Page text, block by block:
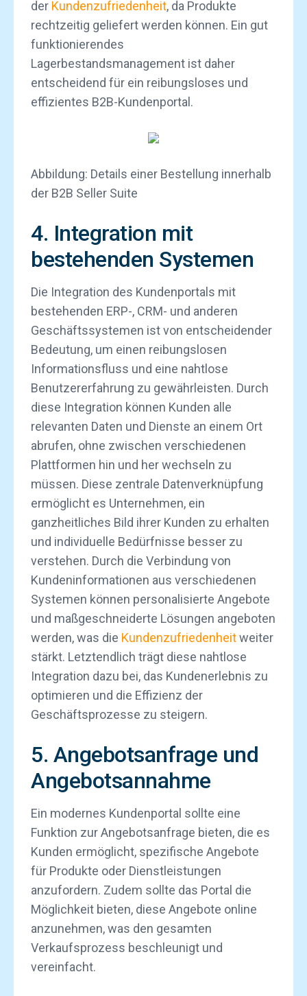
der Kundenzufriedenheit, da Produkte
rechtzeitig geliefert werden können. Ein gut
funktionierendes
Lagerbestandsmanagement ist daher
entscheidend für ein reibungsloses und
effizientes B2B-Kundenportal.
Abbildung: Details einer Bestellung innerhalb
der B2B Seller Suite
4. Integration mit
bestehenden Systemen
Die Integration des Kundenportals mit
bestehenden ERP-, CRM- und anderen
Geschäftssystemen ist von entscheidender
Bedeutung, um einen reibungslosen
Informationsfluss und eine nahtlose
Benutzererfahrung zu gewährleisten. Durch
diese Integration können Kunden alle
relevanten Daten und Dienste an einem Ort
abrufen, ohne zwischen verschiedenen
Plattformen hin und her wechseln zu
müssen. Diese zentrale Datenverknüpfung
ermöglicht es Unternehmen, ein
ganzheitliches Bild ihrer Kunden zu erhalten
und individuelle Bedürfnisse besser zu
verstehen. Durch die Verbindung von
Kundeninformationen aus verschiedenen
Systemen können personalisierte Angebote
und maßgeschneiderte Lösungen angeboten
werden, was die Kundenzufriedenheitweiter
stärkt. Letztendlich trägt diese nahtlose
Integration dazu bei, das Kundenerlebnis zu
optimieren und die Effizienz der
Geschäftsprozesse zu steigern.
5. Angebotsanfrage und
Angebotsannahme
Ein modernes Kundenportal sollte eine
Funktion zur Angebotsanfrage bieten, die es
Kunden ermöglicht, spezifische Angebote
für Produkte oder Dienstleistungen
anzufordern. Zudem sollte das Portal die
Möglichkeit bieten, diese Angebote online
anzunehmen, was den gesamten
Verkaufsprozess beschleunigt und
vereinfacht.